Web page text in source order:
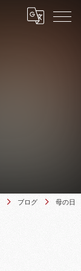
ブログ 母の日